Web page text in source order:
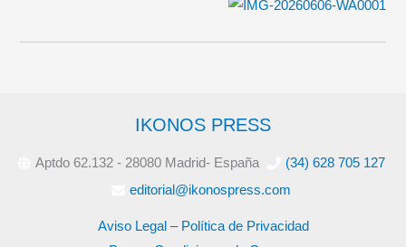
IKONOS PRESS
Aptdo 62.132 - 28080 Madrid- España
(34) 628 705 127
editorial@ikonospress.com
Aviso Legal – Política de Privacidad